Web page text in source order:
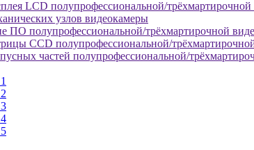
LCD полупрофессиональной/
узлов видеокамеры
ПО полупрофессиональной/трёхмартирочной
CCD полупрофессиональной/
частей полупрофессиональной/